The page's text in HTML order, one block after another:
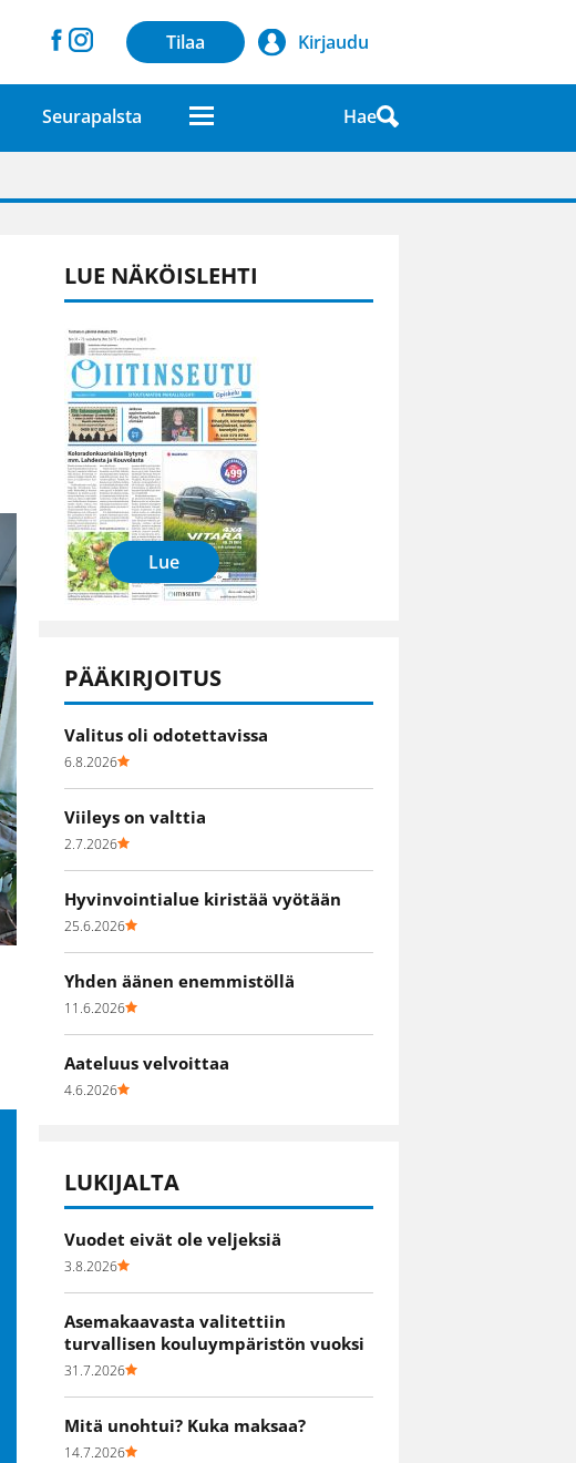
Tilaa Kirjaudu
Seurapalsta Hae
laatuna lehdessä
LUE NÄKÖISLEHTI
Lue
PÄÄKIRJOITUS
Valitus oli odotettavissa
6.8.2026
Viileys on valttia
2.7.2026
Hyvinvointialue kiristää vyötään
25.6.2026
Yhden äänen enemmistöllä
11.6.2026
Aateluus velvoittaa
4.6.2026
LUKIJALTA
Vuodet eivät ole veljeksiä
3.8.2026
Asemakaavasta valitettiin
turvallisen kouluympäristön vuoksi
31.7.2026
Mitä unohtui? Kuka maksaa?
14.7.2026